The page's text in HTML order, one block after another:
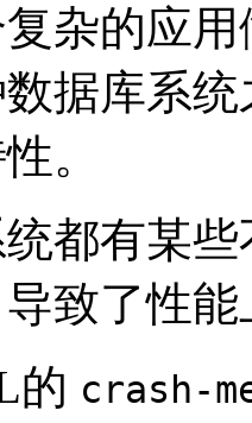
杂的应
据库系
。
都有某
致了性
的 crash-